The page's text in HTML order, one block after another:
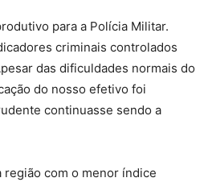
para a Polícia Militar.
criminais controlados
das dificuldades normais do
do nosso efetivo foi
continuasse sendo a
com o menor índice